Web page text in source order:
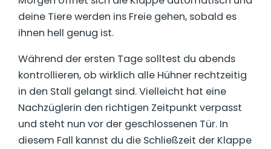
deine Tiere werden ins Freie gehen, sobald es
ihnen hell genug ist.
Während der ersten Tage solltest du abends
kontrollieren, ob wirklich alle Hühner rechtzeitig
in den Stall gelangt sind. Vielleicht hat eine
Nachzüglerin den richtigen Zeitpunkt verpasst
und steht nun vor der geschlossenen Tür. In
diesem Fall kannst du die Schließzeit der Klappe